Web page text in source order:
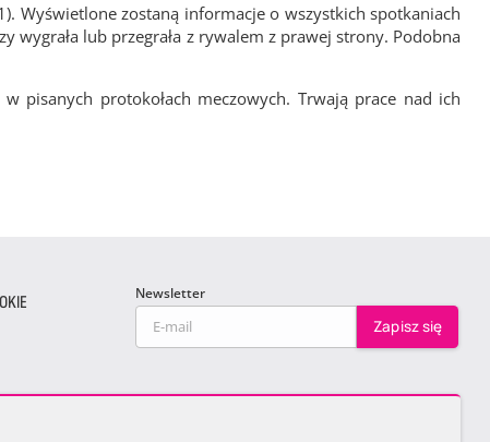
Wyświetlone zostaną informacje o wszystkich spotkaniach
lub przegrała z rywalem z prawej strony. Podobna
pisanych protokołach meczowych. Trwają prace nad ich
Newsletter